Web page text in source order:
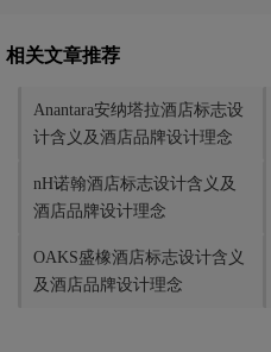
相关文章推荐
Anantara安纳塔拉酒店标志设
计含义及酒店品牌设计理念
nH诺翰酒店标志设计含义及
酒店品牌设计理念
OAKS盛橡酒店标志设计含义
及酒店品牌设计理念